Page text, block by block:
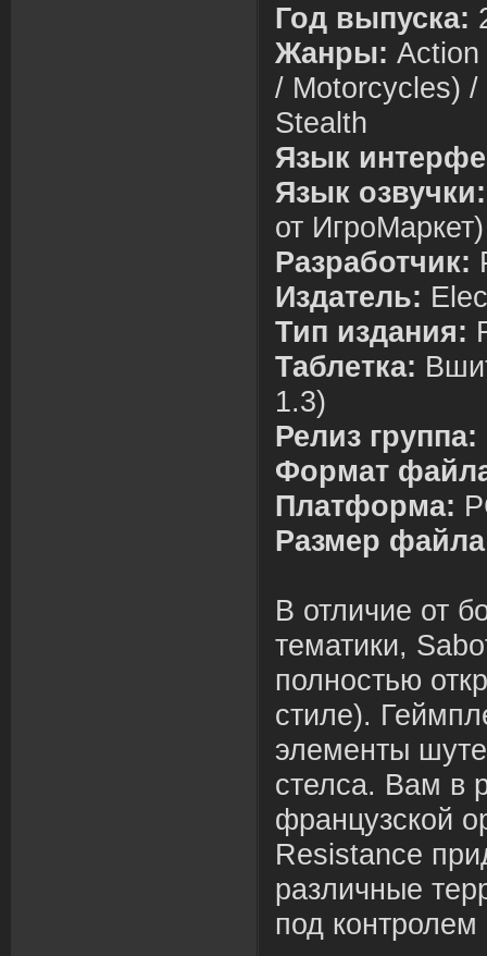
Год выпуска:
Жанры:
/ Motorcycles)
Stealth
Язык
Язык озвучки:
от ИгроМаркет)
Разработчик:
Издатель:
Тип издания:
Таблетка:
1.3)
Релиз группа:
Формат
Платформа:
Размер
В отличие от
тематики,
полностью
стиле).
элементы
стелса. Вам в
французской
Resistance
различные
под контролем